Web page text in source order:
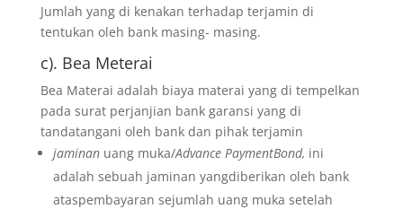
Jumlah yang di kenakan terhadap terjamin di
tentukan oleh bank masing- masing.
c). Bea Meterai
Bea Materai adalah biaya materai yang di tempelkan
pada surat perjanjian bank garansi yang di
tandatangani oleh bank dan pihak terjamin
jaminan uang muka/Advance PaymentBond, ini
adalah sebuah jaminan yangdiberikan oleh bank
ataspembayaran sejumlah uang muka setelah